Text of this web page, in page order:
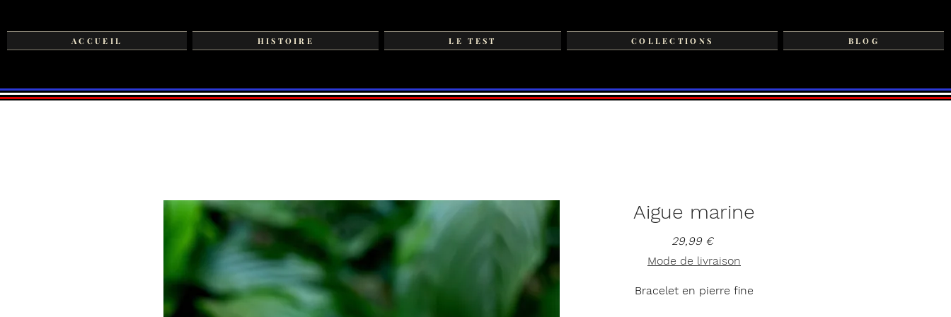
ACCUEIL HISTOIRE LE TEST COLLECTIONS BLOG
Aigue marine
29,99 €Prix
Mode de livraison
Bracelet en pierre fine